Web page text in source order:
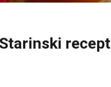
recept